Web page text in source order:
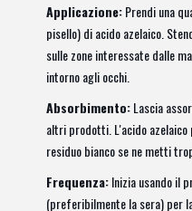
Applicazione:Prendi una
pisello) di acido azelaico.
sulle zone interessate dalle
intorno agli occhi.
Absorbimento:Lascia
altri prodotti. L'acido azelaico
residuo bianco se ne metti
Frequenza:Inizia usando il
(preferibilmente la sera) per